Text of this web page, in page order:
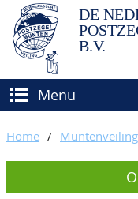
DE
B.V.
Menu
(VER)KOPEN
Hoe verkopen?
BIEDEN
Home /